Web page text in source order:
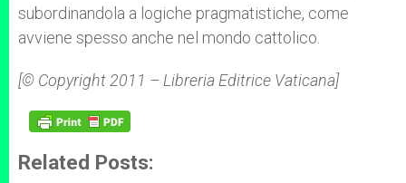
subordinandola a logiche pragmatistiche, come
avviene spesso anche nel mondo cattolico.
[© Copyright 2011 – Libreria Editrice Vaticana]
Related Posts: